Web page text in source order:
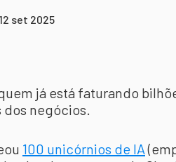
set 2025
já está faturando
dos negócios.
100 unicórnios de IA